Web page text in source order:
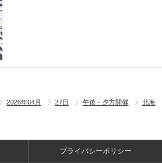
2026年04月 27日 午後・夕方開催
北海
プライバシーポリシー